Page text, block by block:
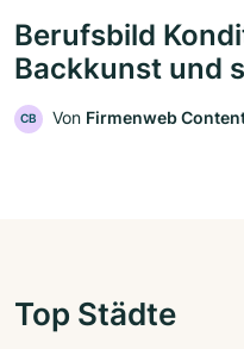
Berufsbild
Backkunst und
CB Von Firmenweb
Top Städte